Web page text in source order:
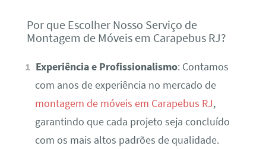
Por que Escolher Nosso Serviço de
Montagem de Móveis em Carapebus RJ?
Experiência e Profissionalismo: Contamos
com anos de experiência no mercado de
montagem de móveis em Carapebus RJ,
garantindo que cada projeto seja concluído
com os mais altos padrões de qualidade.